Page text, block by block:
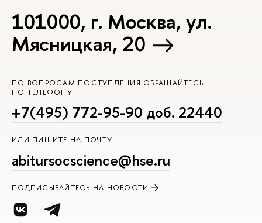
101000, г. Москва, ул.
Мясницкая, 20
ПО ВОПРОСАМ ПОСТУПЛЕНИЯ ОБРАЩАЙТЕСЬ
ПО ТЕЛЕФОНУ
+7(495) 772-95-90 доб. 22440
ИЛИ ПИШИТЕ НА ПОЧТУ
abitursocscience@hse.ru
ПОДПИСЫВАЙТЕСЬ НА НОВОСТИ